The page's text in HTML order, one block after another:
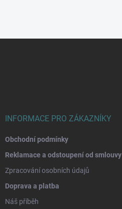
INFORMACE PRO ZÁKAZNÍKY
Obchodní podmínky
Reklamace a odstoupení od smlouvy
Zpracování osobních údajů
Doprava a platba
Náš příběh